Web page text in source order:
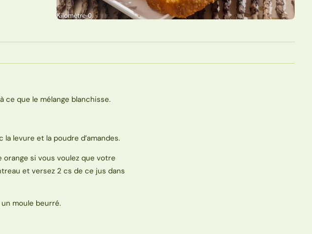
ce que le mélange blanchisse.
levure et la poudre d’amandes.
orange si vous voulez que votre
et versez 2 cs de ce jus dans
moule beurré.